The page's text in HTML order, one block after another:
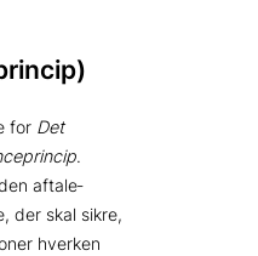
for Det
.
aftale­
der skal sikre,
hverken